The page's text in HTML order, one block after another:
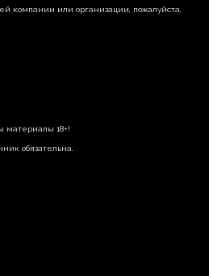
компании или организации, пожалуйста,
материалы 18+!
обязательна.